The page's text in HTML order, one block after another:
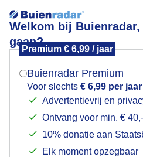
Welkom bij
gaan?
Premium € 6,99 / jaar
Buienradar Premium
Voor slechts € 6,99 per jaar
Advertentievrij en
Ontvang voor min. €
10% donatie aan
Elk moment opzegbaar
Code regenboog
Mogen we je locatie
Indien je hier nog geen
verschijnt er zo een pop-